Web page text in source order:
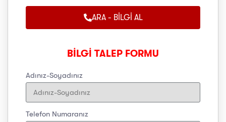
ARA - BİLGİ AL
BİLGİ TALEP FORMU
Adınız-Soyadınız
Telefon Numaranız